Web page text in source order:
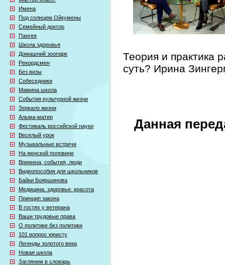
Имена
Под солнцем Ойкумены
Семейный доктор
Пангея
Школа здоровья
Домашний зоопарк
Рекордсмен
Без визы
Собеседники
Мамина школа
События культурной жизни
Зеркало жизни
Альма-матер
Фестиваль российской науки
Веселый урок
Музыкальные встречи
На женской половине
Времена, события, люди
Видеопособия для школьников
Байки Бояршинова
Медицина. здоровье. красота
Принцип закона
В гостях у ветерана
Ваши трудовые права
О политике без политики
101 вопрос юристу
Легенды золотого века
Новая школа
Заглянем в словарь
Теория и практика
суть? Ирина
Данная